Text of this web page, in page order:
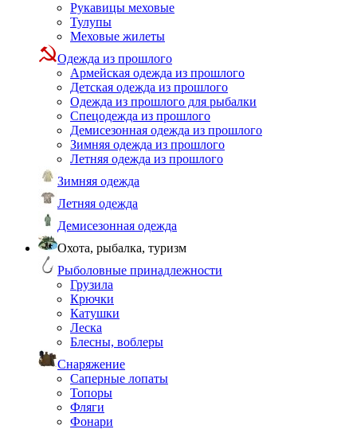
Рукавицы меховые
Тулупы
Меховые жилеты
Одежда из прошлого
Армейская одежда из прошлого
Детская одежда из прошлого
Одежда из прошлого для рыбалки
Спецодежда из прошлого
Демисезонная одежда из прошлого
Зимняя одежда из прошлого
Летняя одежда из прошлого
Зимняя одежда
Летняя одежда
Демисезонная одежда
Охота, рыбалка, туризм
Рыболовные принадлежности
Грузила
Крючки
Катушки
Леска
Блесны, воблеры
Снаряжение
Саперные лопаты
Топоры
Фляги
Фонари